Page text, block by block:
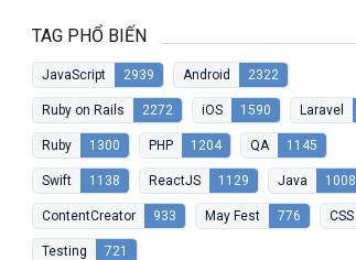
TAG PHỔ BIẾN
JavaScript 2939 Android 2322
Ruby on Rails 2272 iOS 1590 Laravel
Ruby 1300 PHP 1204 QA 1145
Swift 1138 ReactJS 1129 Java 1008
ContentCreator 933 May Fest 776 CSS
Testing 721